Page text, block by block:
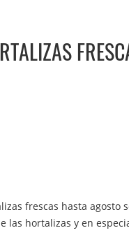
frescas hasta
hortalizas y en